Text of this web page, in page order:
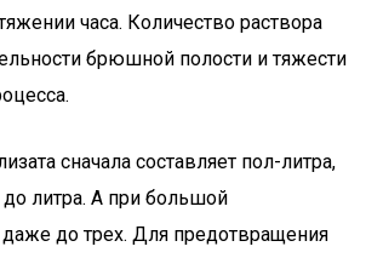
часа. Количество раствора
брюшной полости и тяжести
сначала составляет пол-литра,
литра. А при большой
даже до трех. Для предотвращения